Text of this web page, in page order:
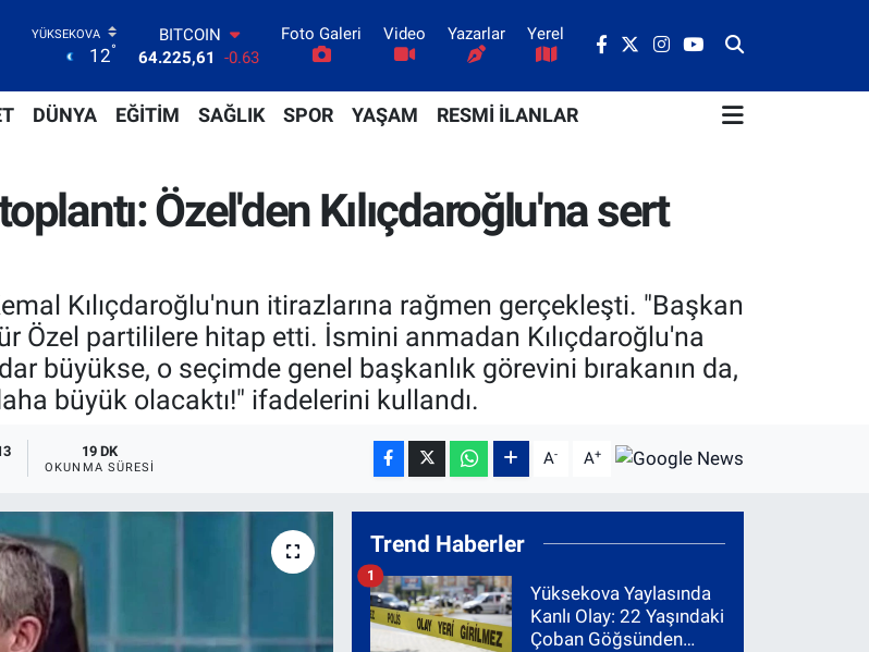
12°
64.225,61
-0.63
DOLAR
EURO
GRAM ALTIN
6510.40 0.45
Foto Galeri Video Yazarlar Yerel
DÜNYA EĞİTİM SAĞLIK SPOR YAŞAM RESMİ İLANLAR
Özel'den Kılıçdaroğlu'na sert
Kılıçdaroğlu'nun itirazlarına rağmen gerçekleşti. "Başkan
Özel partililere hitap etti. İsmini anmadan Kılıçdaroğlu'na
büyükse, o seçimde genel başkanlık görevini bırakanın da,
büyük olacaktı!" ifadelerini kullandı.
19 DK
OKUNMA SÜRESI A- A+
Trend Haberler
Yüksekova Yaylasında
Kanlı Olay: 22 Yaşındaki
Çoban Göğsünden
1